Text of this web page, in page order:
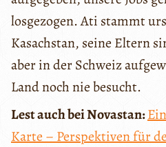
losgezogen. Ati stammt
Kasachstan, seine Eltern
aber in der Schweiz
Land noch nie besucht.
Lest auch bei Novastan:
Karte – Perspektiven für